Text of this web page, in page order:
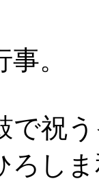
。
で祝
ろし